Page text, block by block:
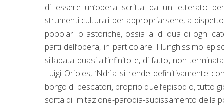
di essere un’opera scritta da un letterato
strumenti culturali per appropriarsene, a
popolari o astoriche, ossia al di qua di ogni
parti dell’opera, in particolare il lunghissimo
sillabata quasi all’infinito e, di fatto, non
Luigi Orioles, ‘Ndrìa si rende definitivamente
borgo di pescatori, proprio quell’episodio, tutto
sorta di imitazione-parodia-subissamento della